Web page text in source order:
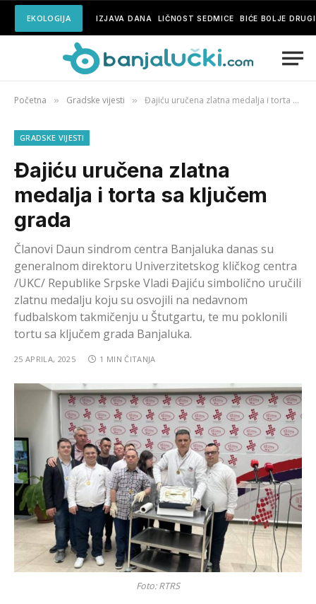
EKOLOGIJA IZJAVA DANA LIČNOST SEDMICE BIĆE BOLJE
Početna » Gradske vijesti » Đajiću uručena zlatna medalja i torta sa ključem grada
GRADSKE VIJESTI
Đajiću uručena zlatna
medalja i torta sa ključem
grada
Članovi Daun sindrom centra Banjaluka danas su
generalnom direktoru Univerzitetskog kličkog centra
/UKC/ Republike Srpske Vladi Đajiću simbolično uručili
zlatnu medalju koju su osvojili na nedavnom
fudbalskom takmičenju u Štutgartu, te mu poklonili
tortu sa ključem grada Banjaluka.
25 APRILA, 2025 1 MIN ČITANJA
Foto: RTRS